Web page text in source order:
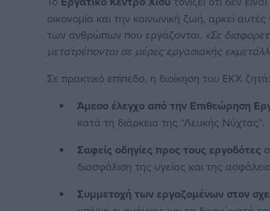
οικονομία και την κοινωνική ζωή, αρκεί
των ανθρώπων που εργάζονται. «Σε
μετατρέπονται σε μέρες εργασιακής
Σε πρακτικό επίπεδο, η διοίκηση του ΕΚΧ ζητά:
Άμεσο έλεγχο από την Επιθεώρηση
κατά τη διάρκεια της “Λευκής Νύχτας”.
Σαφείς οδηγίες προς τους εργοδότες
διασφάλιση της υγείας και της
Συμμετοχή των εργαζομένων στον